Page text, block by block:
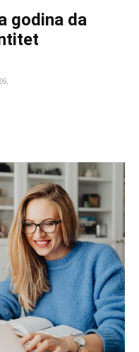
godina da